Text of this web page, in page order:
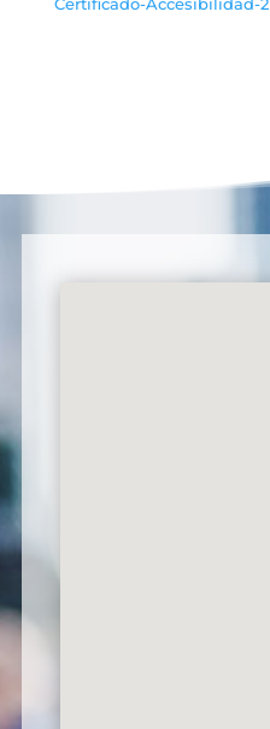
Certificado-Accesibilidad-2